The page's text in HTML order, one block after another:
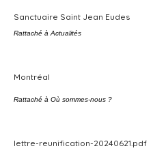
Sanctuaire Saint Jean Eudes
Rattaché à Actualités
Montréal
Rattaché à Où sommes-nous ?
lettre-reunification-20240621.pdf